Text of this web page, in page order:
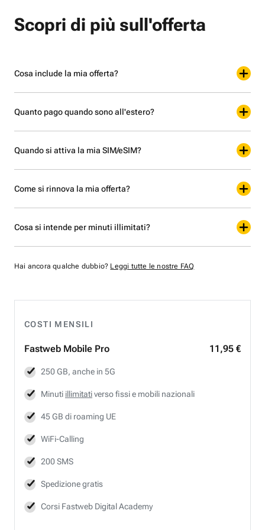
COSTI MENSILI
Fastweb Mobile Pro 11,95 €
250 GB, anche in 5G
Minuti illimitativerso fissi e mobili nazionali
45 GB di roaming UE
WiFi-Calling
200 SMS
Spedizione gratis
Corsi Fastweb Digital Academy
Scopri di più sull'offerta
Cosa include la mia offerta?
Quanto pago quando sono all'estero?
Quando si attiva la mia SIM/eSIM?
Come si rinnova la mia offerta?
Cosa si intende per minuti illimitati?
Hai ancora qualche dubbio? Leggi tutte le nostre FAQ